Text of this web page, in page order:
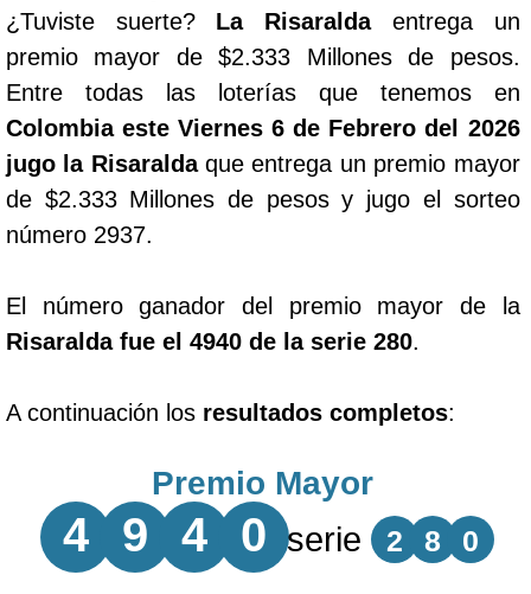
¿Tuviste suerte? La Risaraldaentrega un
premio mayor de $2.333 Millones de pesos.
Entre todas las loterías que tenemos en
Colombia este Viernes 6 de Febrero del 2026
jugo la Risaraldaque entrega un premio mayor
de $2.333 Millones de pesos y jugo el sorteo
número 2937.
El número ganador del premio mayor de la
Risaralda fue el 4940 de la serie 280.
A continuación los resultados completos:
Premio Mayor
4 9 4 0 serie 2 8 0